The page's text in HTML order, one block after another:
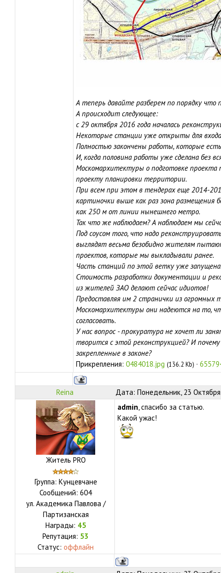
А теперь давайте разберем по порядку что
А происходит следующее:
с 29 октября 2016 года началась
Некоторые станции уже открыты для
Полностью закончены работы, которые
И, когда половина работы уже сделана без
Москомархитектуры о подготовке
проекту планировки территории.
При всем при этом в тендерах еще 2014-
картиночки выше как раз зона размещения
как 250 м от линии нынешнего метро.
Так что же наблюдаем? А наблюдаем мы
Под соусом того, что надо
выглядят весьма безобидно жителям
проектов, которые мы выкладывали ранее.
Часть станций по этой ветку уже
Стоимость разработки документации и
из жителей ЗАО делают сейчас идиотов!
Предоставляя им 2 странички из огромных
Москомархитектуры они надеются на то,
согласовать.
У нас вопрос - прокуратура не хочет ли
творится с этой реконструкцией? И
закрепленные в законе?
Прикрепления: 0484018.jpg (136.2 Kb) ·
Reina Дата: Понедельник, 23
Житель PRO
Группа: Кунцевчане
Сообщений: 604
ул. Академика Павлова /
Партизанская
Награды: 45
Репутация: 53
Статус: оффлайн
admin, спасибо за статью.
Какой ужас!